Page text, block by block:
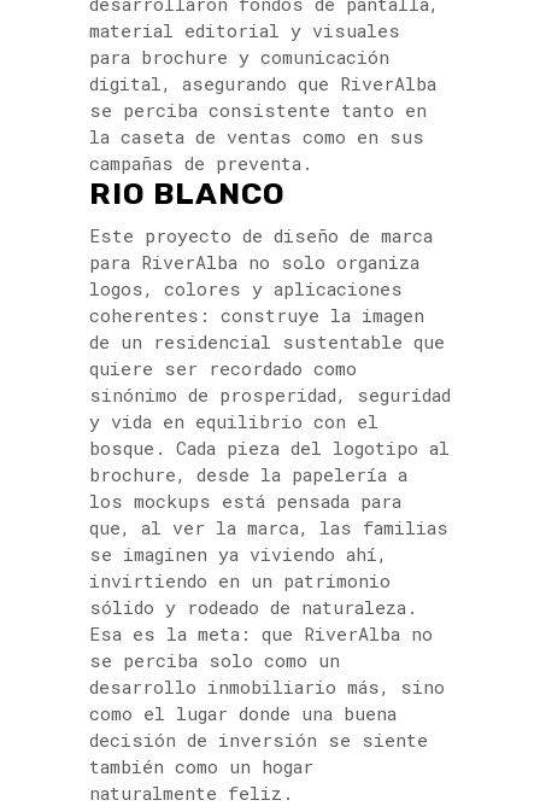
material editorial y visuales
para brochure y comunicación
digital, asegurando que RiverAlba
se perciba consistente tanto en
la caseta de ventas como en sus
campañas de preventa.
RIO BLANCO
Este proyecto de diseño de marca
para RiverAlba no solo organiza
logos, colores y aplicaciones
coherentes: construye la imagen
de un residencial sustentable que
quiere ser recordado como
sinónimo de prosperidad, seguridad
y vida en equilibrio con el
bosque. Cada pieza del logotipo al
brochure, desde la papelería a
los mockups está pensada para
que, al ver la marca, las familias
se imaginen ya viviendo ahí,
invirtiendo en un patrimonio
sólido y rodeado de naturaleza.
Esa es la meta: que RiverAlba no
se perciba solo como un
desarrollo inmobiliario más, sino
como el lugar donde una buena
decisión de inversión se siente
también como un hogar
naturalmente feliz.